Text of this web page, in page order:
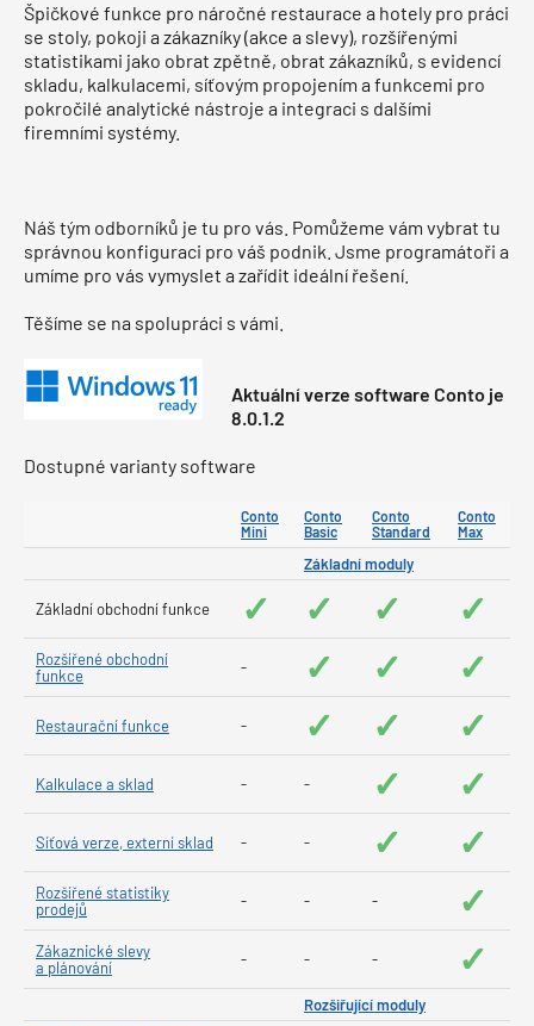
Špičkové funkce pro náročné restaurace a hotely pro práci
se stoly, pokoji a zákazníky (akce a slevy), rozšířenými
statistikami jako obrat zpětně, obrat zákazníků, s evidencí
skladu, kalkulacemi, síťovým propojením a funkcemi pro
pokročilé analytické nástroje a integraci s dalšími
firemními systémy.
Náš tým odborníků je tu pro vás. Pomůžeme vám vybrat tu
správnou konfiguraci pro váš podnik. Jsme programátoři a
umíme pro vás vymyslet a zařídit ideální řešení.
Těšíme se na spolupráci s vámi.
Aktuální verze software Conto je
8.0.1.2
Dostupné varianty software
Conto
Mini
Conto
Basic
Conto
Standard
Conto
Max
Základní moduly
Základní obchodní funkce ✓ ✓ ✓ ✓
Rozšířené obchodní
funkce
- ✓ ✓ ✓
Restaurační funkce - ✓ ✓ ✓
Kalkulace a sklad - - ✓ ✓
Síťová verze, externí sklad - - ✓ ✓
Rozšířené statistiky
prodejů
- - - ✓
Zákaznické slevy
a plánování
- - - ✓
Rozšiřující moduly